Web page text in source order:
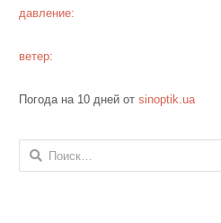
давление:
ветер:
Погода на 10 дней от sinoptik.ua
Найти: